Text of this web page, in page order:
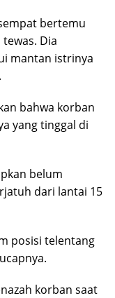
bertemu
Dia
mantan istrinya
bahwa korban
yang tinggal di
belum
dari lantai 15
posisi telentang
korban saat